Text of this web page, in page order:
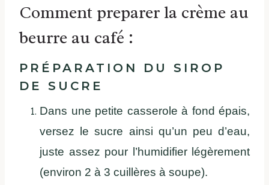
Comment preparer la crème au
beurre au café :
PRÉPARATION DU SIROP
DE SUCRE
Dans une petite casserole à fond épais,
versez le sucre ainsi qu’un peu d’eau,
juste assez pour l’humidifier légèrement
(environ 2 à 3 cuillères à soupe).